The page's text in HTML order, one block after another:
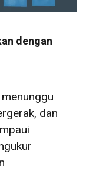
dengan
dan